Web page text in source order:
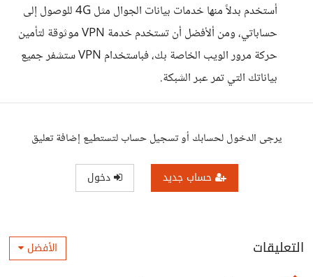
أستخدم بدلاً منها خدمات بيانات الجوال مثل 4G للوصول إلى
حساباتي، ومن ألأفضل أن تستخدم خدمة VPN موثوقة لتأمين
حركة مرور الويب الخاصة بك، فباستخدام VPN ستشفر جميع
بياناتك التي تمر عبر الشبكة.
يرجى الدخول لحسابك أو تسجيل حساب لتستطيع إضافة تعليق
حساب جديد دخول
التعليقات الأفضل